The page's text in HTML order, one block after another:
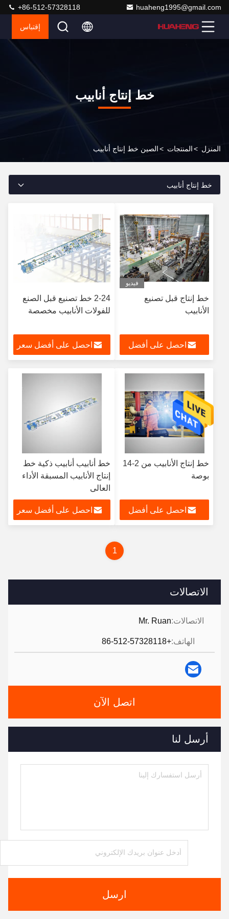
huaheng1995@gmail.com
+86-512-57328118
إقتباس
خط إنتاج أنابيب
المنزل >المنتجات >الصين خط إنتاج أنابيب
الاتصالات
الاتصالات:Mr. Ruan
الهاتف:+86-512-57328118
اتصل الآن
أرسل لنا
ارسل
خط إنتاج أنابيب
فيديو
خط إنتاج قبل تصنيع
الأنابيب
احصل على أفضل
2-24 خط تصنيع قبل الصنع
للفولات الأنابيب مخصصة
احصل على أفضل سعر
خط إنتاج الأنابيب من 2-14
بوصة
احصل على أفضل
خط أنابيب أنابيب ذكية خط
إنتاج الأنابيب المسبقة الأداء
العالي
احصل على أفضل سعر
1